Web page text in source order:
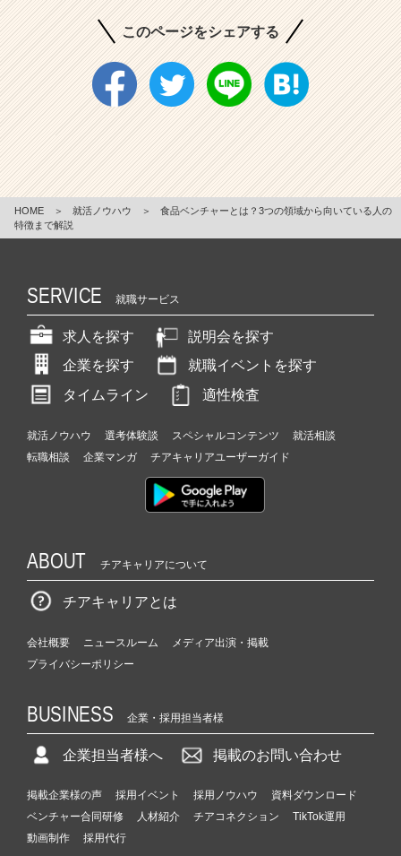
このページをシェアする
HOME ＞ 就活ノウハウ ＞
食品ベンチャーとは？3つの領域から向いている人の
特徴まで解説
SERVICE 就職サービス
求人を探す
説明会を探す
企業を探す
就職イベントを探す
タイムライン
適性検査
就活ノウハウ 選考体験談 スペシャルコンテンツ
就活相談
転職相談
企業マンガ チアキャリアユーザーガイド
ABOUT チアキャリアについて
チアキャリアとは
会社概要 ニュースルーム
メディア出演・掲載
プライバシーポリシー
BUSINESS 企業・採用担当者様
企業担当者様へ 掲載のお問い合わせ
掲載企業様の声 採用イベント 採用ノウハウ
資料ダウンロード
ベンチャー合同研修
人材紹介 チアコネクション
TikTok運用
動画制作
採用代行